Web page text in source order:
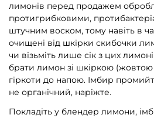
лимонів перед продажем
протигрибковими,
штучним воском, тому навіть в
очищені від шкірки скибочки
чи візьміть лише сік з цих
брати лимон зі шкіркою (жовтою
гіркоти до напою. Імбир
не органічний, наріжте.
Покладіть у блендер лимони,